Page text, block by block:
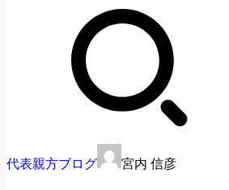
代表親方ブログ 宮内 信彦